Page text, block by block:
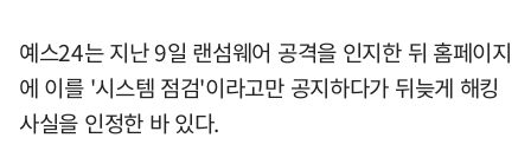
예스24는 지난 9일 랜섬웨어 공격을 인지한 뒤 홈페이지
에 이를 '시스템 점검'이라고만 공지하다가 뒤늦게 해킹
사실을 인정한 바 있다.